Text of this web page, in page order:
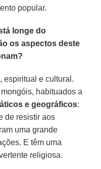
popular.
longe do
os aspectos deste
espiritual e cultural.
habituados a
e geográficos:
de resistir aos
uma grande
E têm uma
religiosa.